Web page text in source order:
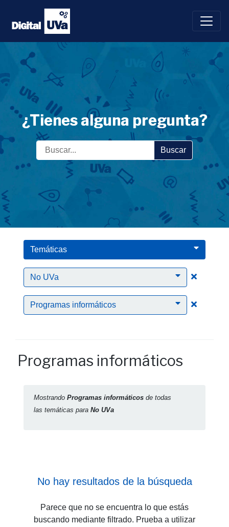
Saltar
contenido
¿Tienes alguna pregunta?
Buscar
Temáticas
No UVa Clic
Programas informáticos Clic
Programas informáticos
Mostrando Programas informáticos de todas
las temáticas para No UVa
No hay resultados de la búsqueda
Parece que no se encuentra lo que estás
buscando mediante filtrado. Prueba a utilizar